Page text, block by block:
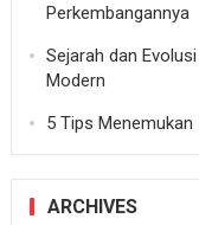
Perkembangannya
Sejarah dan
Modern
5 Tips
ARCHIVES